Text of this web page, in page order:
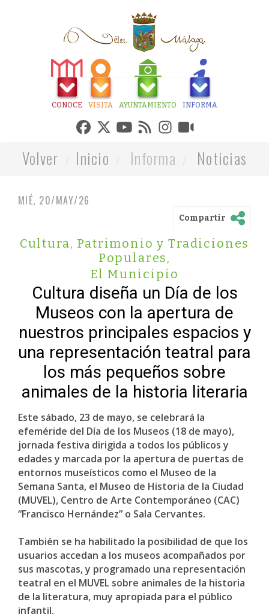
CONOCE VISITA AYUNTAMIENTO INFORMA
Volver Inicio Informa Noticias
MIÉ, 20/MAY/26
Compartir
Cultura, Patrimonio y Tradiciones
Populares,
El Municipio
Cultura diseña un Día de los
Museos con la apertura de
nuestros principales espacios y
una representación teatral para
los más pequeños sobre
animales de la historia literaria
Este sábado, 23 de mayo, se celebrará la
efeméride del Día de los Museos (18 de mayo),
jornada festiva dirigida a todos los públicos y
edades y marcada por la apertura de puertas de
entornos museísticos como el Museo de la
Semana Santa, el Museo de Historia de la Ciudad
(MUVEL), Centro de Arte Contemporáneo (CAC)
“Francisco Hernández” o Sala Cervantes.
También se ha habilitado la posibilidad de que los
usuarios accedan a los museos acompañados por
sus mascotas, y programado una representación
teatral en el MUVEL sobre animales de la historia
de la literatura, muy apropiada para el público
infantil.